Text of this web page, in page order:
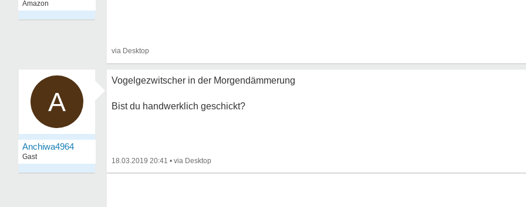
A
Anchiwa4964
Gast
Vogelgezwitscher in der Morgendämmerung
Bist du handwerklich geschickt?
18.03.2019 20:41 •